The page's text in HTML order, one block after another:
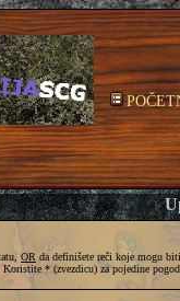
OR da definišete reči koje mogu
* (zvezdicu) za pojedine